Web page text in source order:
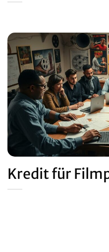
Kredit für